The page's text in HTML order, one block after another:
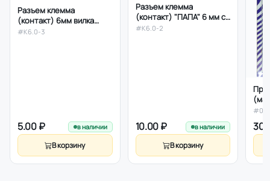
Разъем клемма
(контакт) 6мм вилка
латунь под винт
#K6.0-3
5.00 ₽ в наличии
В корзину
Разъем клемма
(контакт) "ПАПА" 6 мм с
частичной изоляцией
#K6.0-2
10.00 ₽ в наличии
В корзину